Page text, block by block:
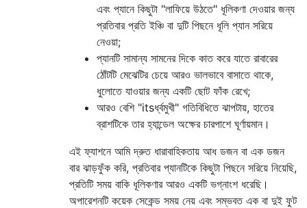
এবং প্যানে কিছুটা "লাফিয়ে উঠতে" ধূলিকণা দেওয়ার জন্য
প্রতিবার প্রতি ইঞ্চি বা দুটি পিছনে ধূলি প্যান সরিয়ে
নেওয়া;
প্যানটি সামান্য সামনের দিকে কাত করে যাতে রাবারের
ঠোঁটটি মেঝেটির চেয়ে আরও ভালভাবে বাসাতে থাকে,
ধুলোতে যাওয়ার জন্য একটি ছোট ফাঁক রেখে;
আরও বেশি "itsর্ধ্বমুখী" গতিবিধিতে ঝাপটায়, হাতের
ব্রাশটিকে তার হ্যান্ডেল অক্ষের চারপাশে ঘূর্ণায়মান।
এই ফ্যাশনে আমি দ্রুত ধারাবাহিকতায় আধ ডজন বা এক ডজন
বার ঝাড়ফুঁক করি, প্রতিবার প্যানটিকে কিছুটা পিছনে সরিয়ে নিয়েছি,
প্রতিটি সময় বাকি ধূলিকণার আরও একটি ভগ্নাংশ ধরেছি।
অপারেশনটি কয়েক সেকেন্ড সময় নেয় এবং সম্ভবত এক বা দুই ফুট